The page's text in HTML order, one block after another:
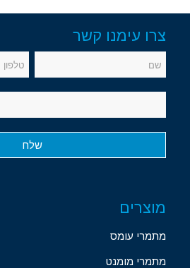
צרו עימנו קשר
מוצרים
מתמרי עומס
מתמרי מומנט